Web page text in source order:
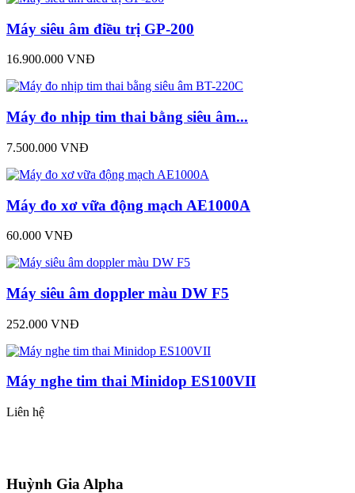
Máy siêu âm điều trị GP-200
16.900.000 VNĐ
Máy đo nhịp tim thai bằng siêu âm...
7.500.000 VNĐ
Máy đo xơ vữa động mạch AE1000A
60.000 VNĐ
Máy siêu âm doppler màu DW F5
252.000 VNĐ
Máy nghe tim thai Minidop ES100VII
Liên hệ
Huỳnh Gia Alpha